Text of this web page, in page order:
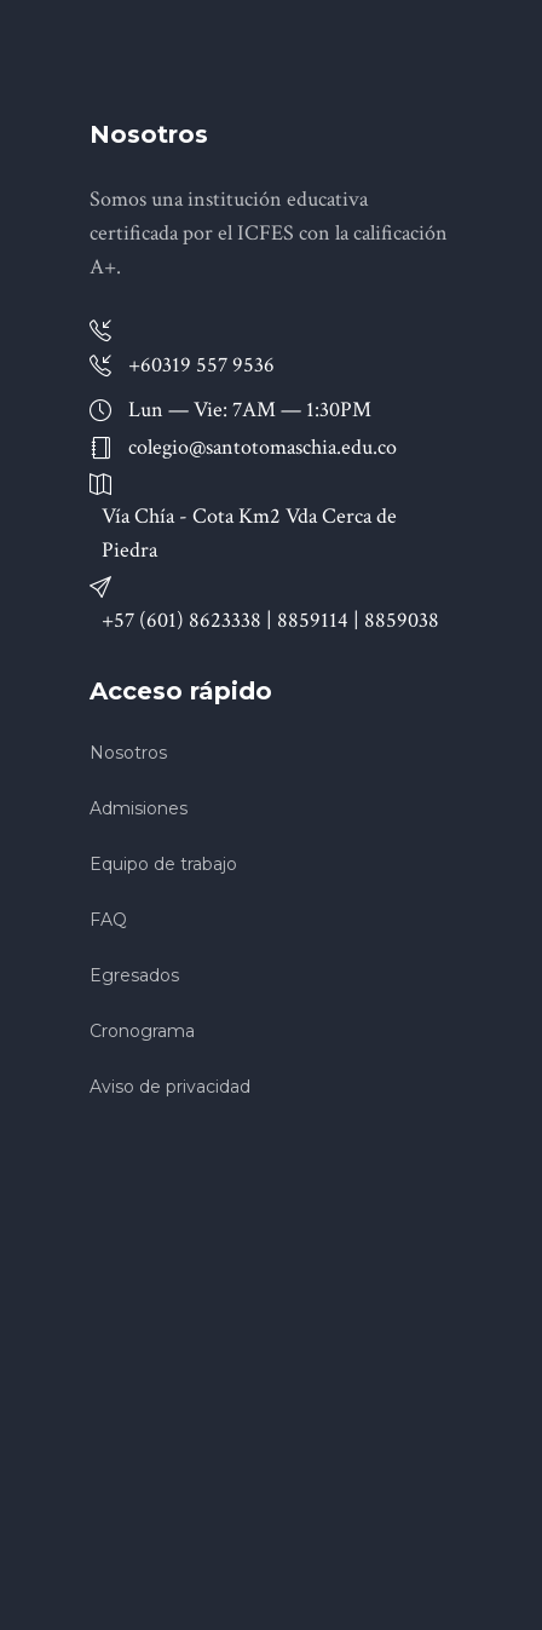
Nosotros
Somos una institución educativa
certificada por el ICFES con la calificación
A+.
+60319 557 9536
Lun — Vie: 7AM — 1:30PM
colegio@santotomaschia.edu.co
Vía Chía - Cota Km2 Vda Cerca de
Piedra
+57 (601) 8623338 | 8859114 | 8859038
Acceso rápido
Nosotros
Admisiones
Equipo de trabajo
FAQ
Egresados
Cronograma
Aviso de privacidad